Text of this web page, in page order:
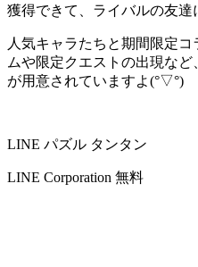
獲得できて、ライバルの友達
人気キャラたちと期間限定
ムや限定クエストの出現な
が用意されていますよ(°▽°)
LINE パズル タンタン
LINE Corporation 無料